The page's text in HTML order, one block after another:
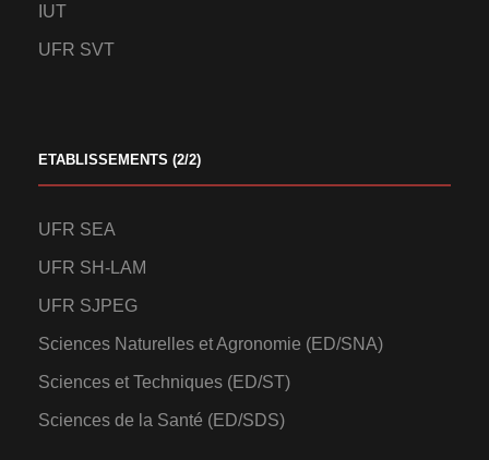
IUT
UFR SVT
ETABLISSEMENTS (2/2)
UFR SEA
UFR SH-LAM
UFR SJPEG
Sciences Naturelles et Agronomie (ED/SNA)
Sciences et Techniques (ED/ST)
Sciences de la Santé (ED/SDS)